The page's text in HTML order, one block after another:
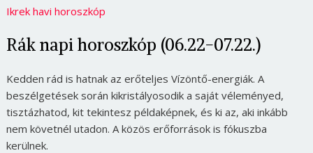
Ikrek havi horoszkóp
Rák napi horoszkóp (06.22-07.22.)
Kedden rád is hatnak az erőteljes Vízöntő-energiák. A
beszélgetések során kikristályosodik a saját véleményed,
tisztázhatod, kit tekintesz példaképnek, és ki az, aki inkább
nem követnél utadon. A közös erőforrások is fókuszba
kerülnek.